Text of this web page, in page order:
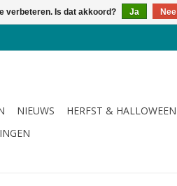
NIEUWS HERFST & HALLOWEEN
verbeteren. Is dat akkoord? Ja Nee